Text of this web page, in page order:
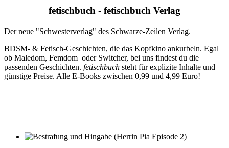
fetischbuch - fetischbuch Verlag
Der neue "Schwesterverlag" des Schwarze-Zeilen Verlag.
BDSM- & Fetisch-Geschichten, die das Kopfkino ankurbeln. Egal
ob Maledom, Femdom oder Switcher, bei uns findest du die
passenden Geschichten. fetischbuch steht für explizite Inhalte und
günstige Preise. Alle E-Books zwischen 0,99 und 4,99 Euro!